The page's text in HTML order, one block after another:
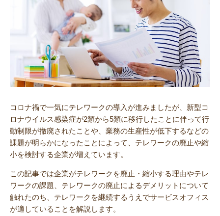
コロナ禍で一気にテレワークの導入が進みましたが、新型コ
ロナウイルス感染症が2類から5類に移行したことに伴って行
動制限が撤廃されたことや、業務の生産性が低下するなどの
課題が明らかになったことによって、テレワークの廃止や縮
小を検討する企業が増えています。
この記事では企業がテレワークを廃止・縮小する理由やテレ
ワークの課題、テレワークの廃止によるデメリットについて
触れたのち、テレワークを継続するうえでサービスオフィス
が適していることを解説します。